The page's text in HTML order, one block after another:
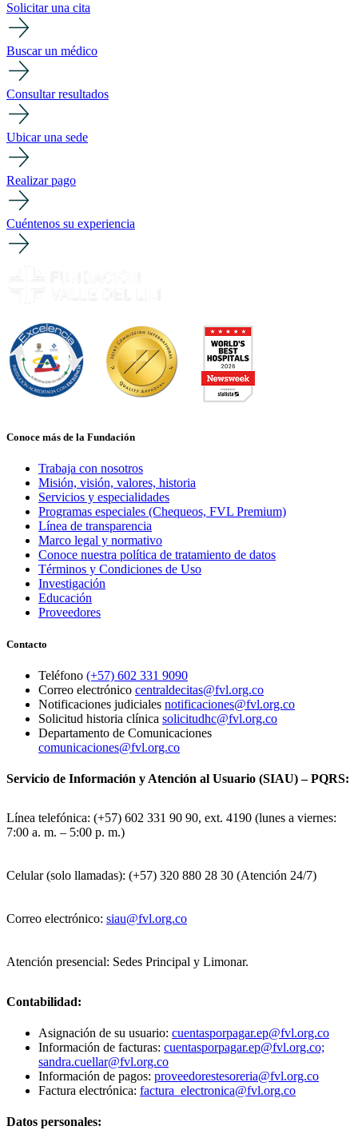
Solicitar una cita
Buscar un médico
Consultar resultados
Ubicar una sede
Realizar pago
Cuéntenos su experiencia
Conoce más de la Fundación
Trabaja con nosotros
Misión, visión, valores, historia
Servicios y especialidades
Programas especiales (Chequeos, FVL Premium)
Línea de transparencia
Marco legal y normativo
Conoce nuestra política de tratamiento de datos
Términos y Condiciones de Uso
Investigación
Educación
Proveedores
Contacto
Teléfono (+57) 602 331 9090
Correo electrónico centraldecitas@fvl.org.co
Notificaciones judiciales notificaciones@fvl.org.co
Solicitud historia clínica solicitudhc@fvl.org.co
Departamento de Comunicaciones
comunicaciones@fvl.org.co
Servicio de Información y Atención al Usuario (SIAU) – PQRS:
Línea telefónica: (+57) 602 331 90 90, ext. 4190 (lunes a viernes:
7:00 a. m. – 5:00 p. m.)
Celular (solo llamadas): (+57) 320 880 28 30 (Atención 24/7)
Correo electrónico: siau@fvl.org.co
Atención presencial: Sedes Principal y Limonar.
Contabilidad:
Asignación de su usuario: cuentasporpagar.ep@fvl.org.co
Información de facturas: cuentasporpagar.ep@fvl.org.co;
sandra.cuellar@fvl.org.co
Información de pagos: proveedorestesoreria@fvl.org.co
Factura electrónica: factura_electronica@fvl.org.co
Datos personales: